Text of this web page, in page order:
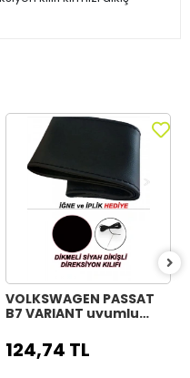
VOLKSWAGEN PASSAT
B7 VARIANT uyumlu
direksiyon kılıfı siyah
dikiş
124,74 TL